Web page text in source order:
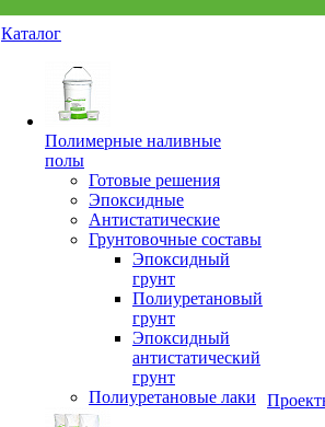
Каталог
Полимерные наливные
полы
Готовые решения
Эпоксидные
Антистатические
Грунтовочные составы
Эпоксидный
грунт
Полиуретановый
грунт
Эпоксидный
антистатический
грунт
Полиуретановые лаки